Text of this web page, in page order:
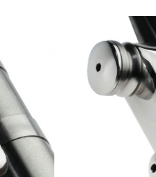
1997
1998
1999
2000
2001
2002